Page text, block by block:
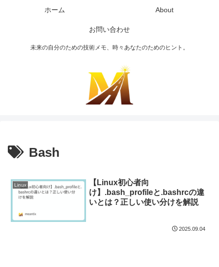
未来の自分のための技術メモ、時々あなたのためのヒント。
ホーム About
お問い合わせ
Bash
Linux
【Linux初心者向
け】.bash_profileと.bashrcの違
いとは？正しい使い分けを解説
2025.09.04